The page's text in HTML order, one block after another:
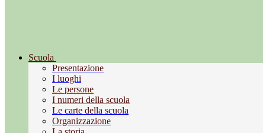
Scuola
Presentazione
I luoghi
Le persone
I numeri della scuola
Le carte della scuola
Organizzazione